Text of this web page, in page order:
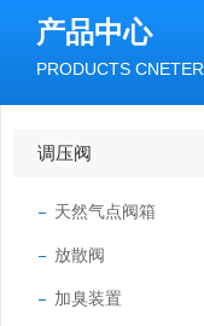
产品中心
PRODUCTS CNETER
调压阀
天然气点阀箱
放散阀
加臭装置